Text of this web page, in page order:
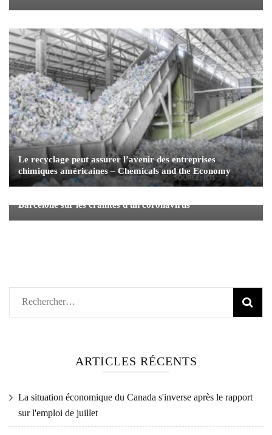
Le recyclage peut assurer l’avenir des entreprises
chimiques américaines – Chemicals and the Economy
Barcelone sur les craintes d'un coronavirus
Rechercher :
ARTICLES RÉCENTS
La situation économique du Canada s'inverse après le rapport
sur l'emploi de juillet